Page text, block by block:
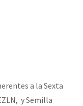
a la Sexta
y Semilla